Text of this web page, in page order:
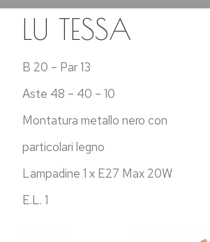
LU TESSA
B 20 – Par 13
Aste 48 – 40 – 10
Montatura metallo nero con
particolari legno
Lampadine 1 x E27 Max 20W
E.L. 1